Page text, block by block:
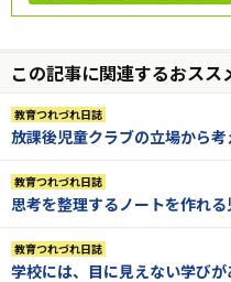
この記事に関連するおスス
教育つれづれ日誌
放課後児童クラブの立場から
教育つれづれ日誌
思考を整理するノートを作れ
教育つれづれ日誌
学校には、目に見えない学びが